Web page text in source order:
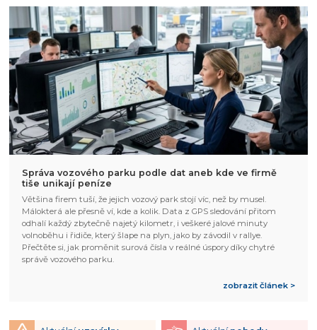
Správa vozového parku podle dat aneb kde ve firmě
tiše unikají peníze
Většina firem tuší, že jejich vozový park stojí víc, než by musel.
Málokterá ale přesně ví, kde a kolik. Data z GPS sledování přitom
odhalí každý zbytečně najetý kilometr, i veškeré jalové minuty
volnoběhu i řidiče, který šlape na plyn, jako by závodil v rallye.
Přečtěte si, jak proměnit surová čísla v reálné úspory díky chytré
správě vozového parku.
zobrazit článek >